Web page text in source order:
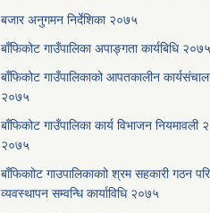
बजार अनुगमन निर्देशिका २०७५
बाँफिकोट गाउँपालिका अपाङ्गता कार्यबिधि २०७५
बाँफिकोट गाउँपालिकाको आपतकालीन
२०७५
बाँफिकोट गाउँपालिका कार्य विभाजन नियमावली
२०७५
बाँफिकाोट गाउपालिकाकाो श्रम सहकारी गठन
व्यवस्थापन सम्वन्धि कार्याविधि २०७५